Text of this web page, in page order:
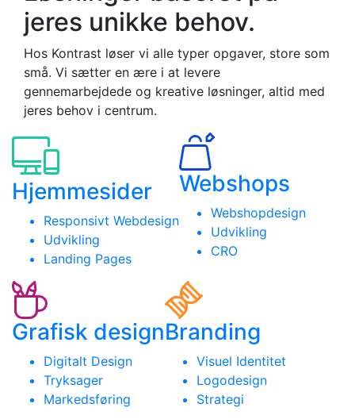
jeres unikke behov.
Hos Kontrast løser vi alle typer opgaver, store som
små. Vi sætter en ære i at levere
gennemarbejdede og kreative løsninger, altid med
jeres behov i centrum.
Hjemmesider
Responsivt Webdesign
Udvikling
Landing Pages
Webshops
Webshopdesign
Udvikling
CRO
Grafisk design
Digitalt Design
Tryksager
Markedsføring
Branding
Visuel Identitet
Logodesign
Strategi